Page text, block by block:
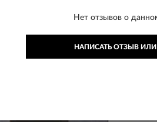
Нет отзывов о
НАПИСАТЬ ОТЗЫВ